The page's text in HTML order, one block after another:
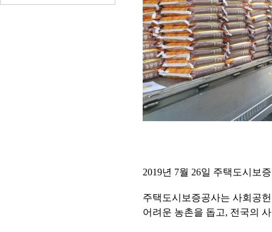
2019년 7월 26일 주택도시보
주택도시보증공사는 사회공
어려운 농촌을 돕고, 전국의